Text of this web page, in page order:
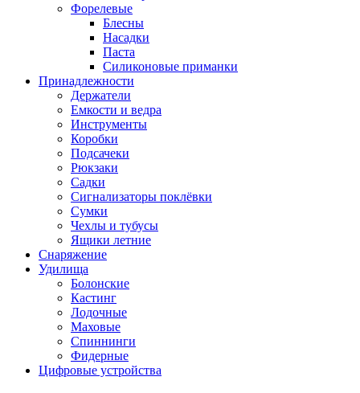
Форелевые
Блесны
Насадки
Паста
Силиконовые приманки
Принадлежности
Держатели
Емкости и ведра
Инструменты
Коробки
Подсачеки
Рюкзаки
Садки
Сигнализаторы поклёвки
Сумки
Чехлы и тубусы
Ящики летние
Снаряжение
Удилища
Болонские
Кастинг
Лодочные
Маховые
Спиннинги
Фидерные
Цифровые устройства